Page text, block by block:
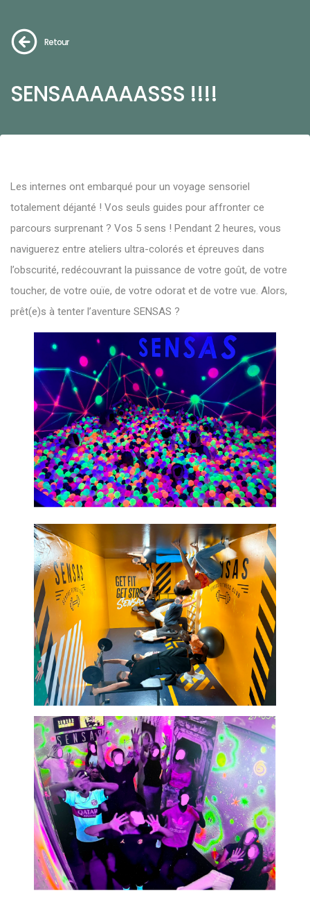
Retour
SENSAAAAAASSS !!!!
Les internes ont embarqué pour un voyage sensoriel
totalement déjanté ! Vos seuls guides pour affronter ce
parcours surprenant ? Vos 5 sens ! Pendant 2 heures, vous
naviguerez entre ateliers ultra-colorés et épreuves dans
l’obscurité, redécouvrant la puissance de votre goût, de votre
toucher, de votre ouïe, de votre odorat et de votre vue. Alors,
prêt(e)s à tenter l’aventure SENSAS ?